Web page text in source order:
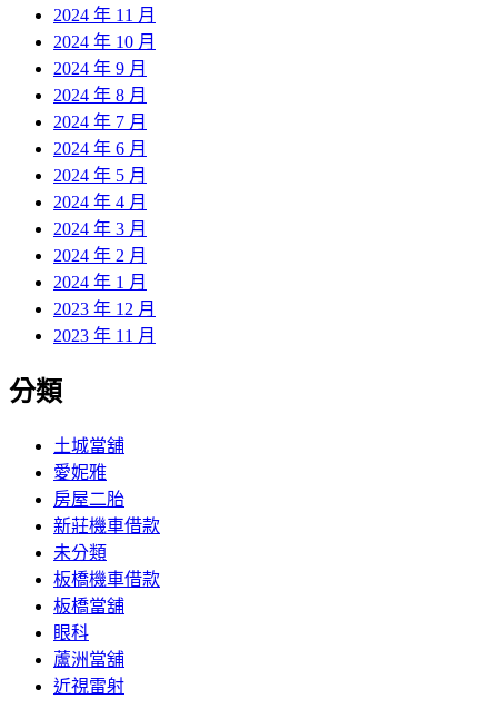
2024 年 11 月
2024 年 10 月
2024 年 9 月
2024 年 8 月
2024 年 7 月
2024 年 6 月
2024 年 5 月
2024 年 4 月
2024 年 3 月
2024 年 2 月
2024 年 1 月
2023 年 12 月
2023 年 11 月
分類
土城當舖
愛妮雅
房屋二胎
新莊機車借款
未分類
板橋機車借款
板橋當舖
眼科
蘆洲當舖
近視雷射